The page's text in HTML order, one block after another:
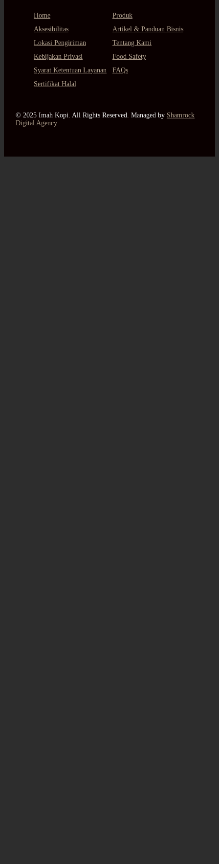
Home
Produk
Aksesibilitas
Artikel & Panduan Bisnis
Lokasi Pengiriman
Tentang Kami
Kebijakan Privasi
Food Safety
Syarat Ketentuan Layanan
FAQs
Sertifikat Halal
© 2025 Imah Kopi. All Rights Reserved. Managed by Shamrock
Digital Agency